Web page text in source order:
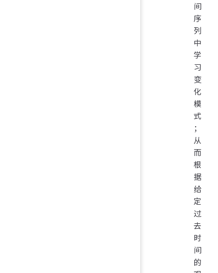
间
序
列
中
学
习
变
化
模
式
；
从
而
根
据
给
定
过
去
时
间
的